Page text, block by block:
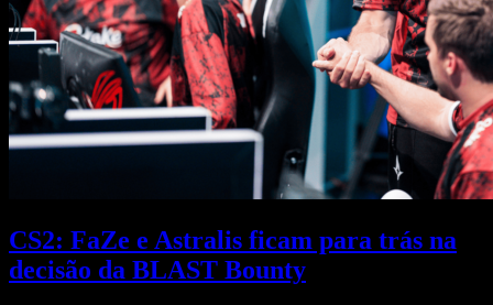
CS2: FaZe e Astralis ficam para trás na
decisão da BLAST Bounty